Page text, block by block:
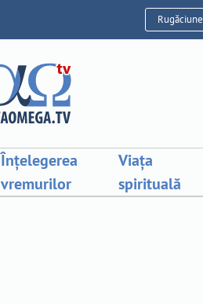
Rugăciune
Înțelegerea
vremurilor
Viața
spirituală